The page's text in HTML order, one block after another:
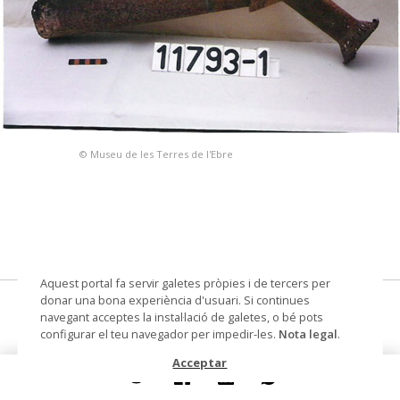
© Museu de les Terres de l'Ebre
sobreixidor
Materials i tècniques ferro
Aquest portal fa servir galetes pròpies i de tercers per
donar una bona experiència d'usuari. Si continues
navegant acceptes la instal·lació de galetes, o bé pots
configurar el teu navegador per impedir-les. Nota legal.
Acceptar